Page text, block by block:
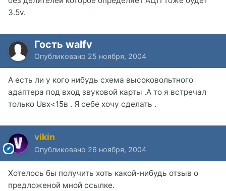
3.5v.
Гость walfy
Опубликовано 25 ноября, 2004
А есть ли у кого нибудь схема высоковольтного
адаптера под вход звуковой карты .А то я встречал
только Uвх<15в . Я себе хочу сделать .
vikin
Опубликовано 26 ноября, 2004
Хотелось бы получить хоть какой-нибудь отзыв о
предложеной мной ссылке.